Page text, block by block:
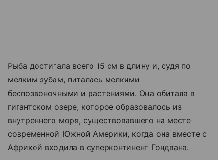
Рыба достигала всего 15 см в длину и, судя по
мелким зубам, питалась мелкими
беспозвоночными и растениями. Она обитала в
гигантском озере, которое образовалось из
внутреннего моря, существовавшего на месте
современной Южной Америки, когда она вместе с
Африкой входила в суперконтинент Гондвана.